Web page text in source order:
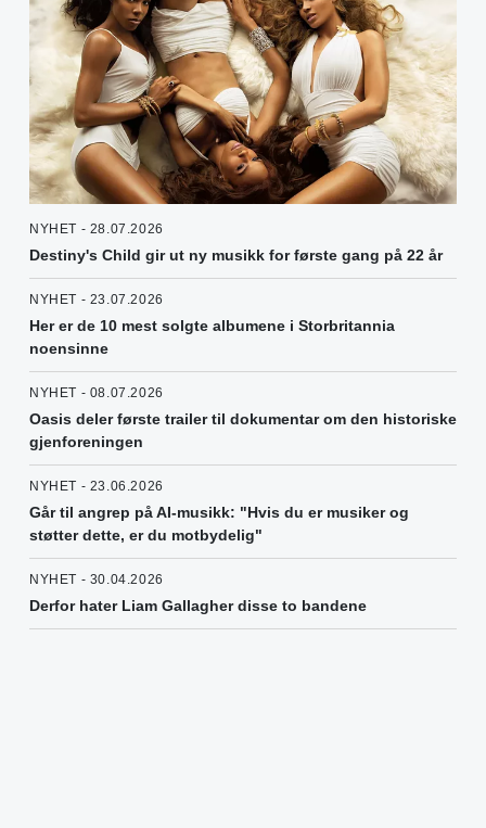
NYHET - 28.07.2026
Destiny's Child gir ut ny musikk for første gang på 22 år
NYHET - 23.07.2026
Her er de 10 mest solgte albumene i Storbritannia
noensinne
NYHET - 08.07.2026
Oasis deler første trailer til dokumentar om den historiske
gjenforeningen
NYHET - 23.06.2026
Går til angrep på AI-musikk: "Hvis du er musiker og
støtter dette, er du motbydelig"
NYHET - 30.04.2026
Derfor hater Liam Gallagher disse to bandene